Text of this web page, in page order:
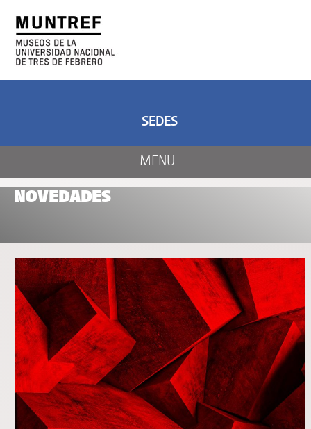
NOVEDADES
MENU
SEDES
CENTRO DE ARTE
Y NATURALEZA
ARTE Y CIENCIA